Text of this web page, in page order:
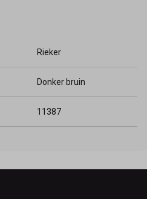
Rieker
Donker bruin
11387